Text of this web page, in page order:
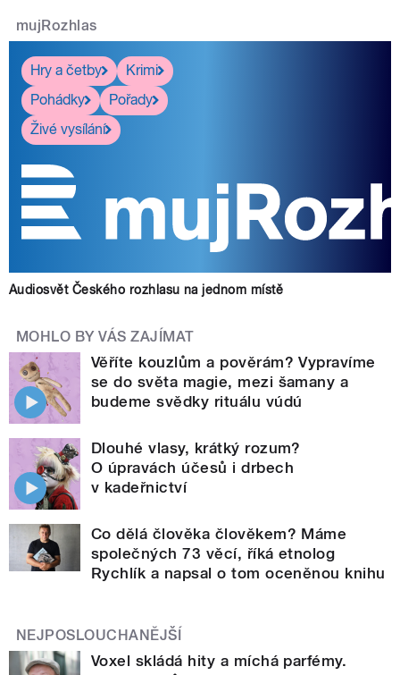
mujRozhlas
Hry a četby
Krimi
Pohádky
Pořady
Živé vysílání
Audiosvět Českého rozhlasu na jednom místě
MOHLO BY VÁS ZAJÍMAT
Věříte kouzlům a pověrám? Vypravíme
se do světa magie, mezi šamany a
budeme svědky rituálu vúdú
Dlouhé vlasy, krátký rozum?
O úpravách účesů i drbech
v kadeřnictví
Co dělá člověka člověkem? Máme
společných 73 věcí, říká etnolog
Rychlík a napsal o tom oceněnou knihu
NEJPOSLOUCHANĚJŠÍ
Voxel skládá hity a míchá parfémy.